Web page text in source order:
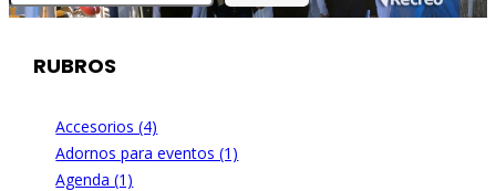
RUBROS
Accesorios (4)
Adornos para eventos (1)
Agenda (1)